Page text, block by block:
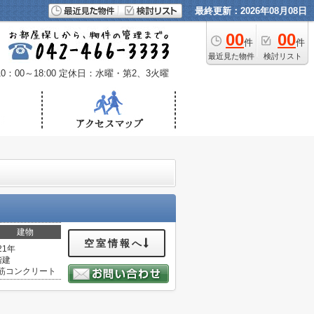
最終更新：2026年08月08日
00件
最近見た物件
00件
検討リスト
：00～18:00 定休日：水曜・第2、3火曜
建物
年
建
コンクリート
空室情報へ